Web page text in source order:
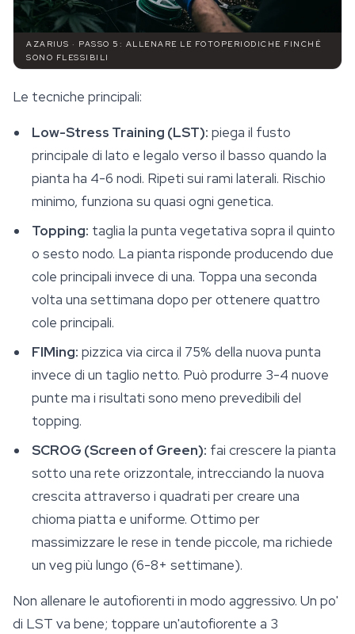
AZARIUS · PASSO 5: ALLENARE LE FOTOPERIODICHE FINCHÉ
SONO FLESSIBILI
Le tecniche principali:
Low-Stress Training (LST): piega il fusto
principale di lato e legalo verso il basso quando la
pianta ha 4-6 nodi. Ripeti sui rami laterali. Rischio
minimo, funziona su quasi ogni genetica.
Topping: taglia la punta vegetativa sopra il quinto
o sesto nodo. La pianta risponde producendo due
cole principali invece di una. Toppa una seconda
volta una settimana dopo per ottenere quattro
cole principali.
FIMing: pizzica via circa il 75% della nuova punta
invece di un taglio netto. Può produrre 3-4 nuove
punte ma i risultati sono meno prevedibili del
topping.
SCROG (Screen of Green): fai crescere la pianta
sotto una rete orizzontale, intrecciando la nuova
crescita attraverso i quadrati per creare una
chioma piatta e uniforme. Ottimo per
massimizzare le rese in tende piccole, ma richiede
un veg più lungo (6-8+ settimane).
Non allenare le autofiorenti in modo aggressivo. Un po'
di LST va bene; toppare un'autofiorente a 3